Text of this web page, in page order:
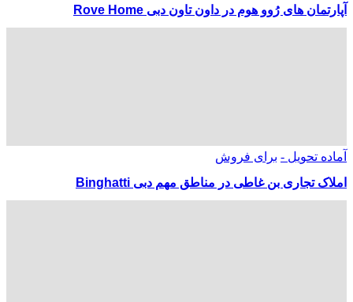
آپارتمان های رُوو هوم در داون تاون دبی Rove Home
آماده تحویل - برای فروش
املاک تجاری بن غاطی در مناطق مهم دبی Binghatti